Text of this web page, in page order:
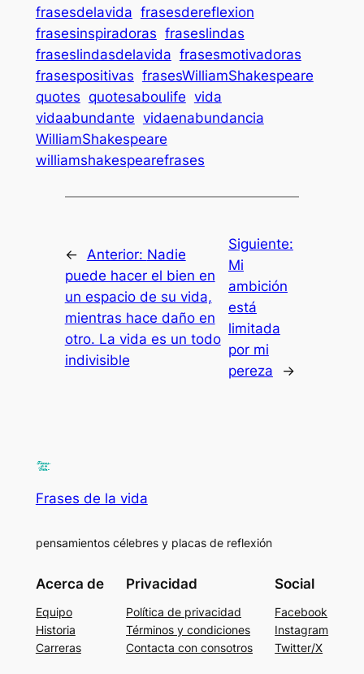
frasesdelavida frasesdereflexion
frasesinspiradoras fraseslindas
fraseslindasdelavida frasesmotivadoras
frasespositivas frasesWilliamShakespeare
quotes quotesaboulife vida
vidaabundante vidaenabundancia
WilliamShakespeare
williamshakespearefrases
← Anterior: Nadie
puede hacer el bien en
un espacio de su vida,
mientras hace daño en
otro. La vida es un todo
indivisible
Siguiente:
Mi
ambición
está
limitada
por mi
pereza
→
Frases de la vida
pensamientos célebres y placas de reflexión
Acerca de
Equipo
Historia
Carreras
Privacidad
Política de privacidad
Términos y condiciones
Contacta con consotros
Social
Facebook
Instagram
Twitter/X